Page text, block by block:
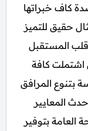
كاف خبراتها
حقيق للتميز
المستقبل
اشتملت كافة
بتنوع المرافق
المعايير
العامة بتوفير